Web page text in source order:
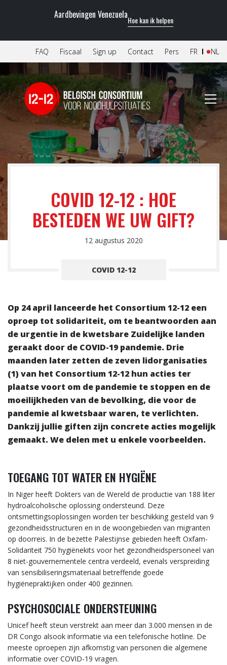
Aardbevingen VenezuelaHoe kan ik helpen
FAQ Fiscaal Sign up Contact Pers NL
FR
COVID 12-12 : HOE
BESTEDEN WE UW GIFT?
12 augustus 2020
COVID 12-12
Op 24 april lanceerde het Consortium 12-12 een
oproep tot solidariteit, om te beantwoorden aan
de urgentie in de kwetsbare Zuidelijke landen
geraakt door de COVID-19 pandemie. Drie
maanden later zetten de zeven lidorganisaties
(1) van het Consortium 12-12 hun acties ter
plaatse voort om de pandemie te stoppen en de
moeilijkheden van de bevolking, die voor de
pandemie al kwetsbaar waren, te verlichten.
Dankzij jullie giften zijn concrete acties mogelijk
gemaakt. We delen met u enkele voorbeelden.
TOEGANG TOT WATER EN HYGIËNE
In Niger heeft Dokters van de Wereld de productie van 188 liter
hydroalcoholische oplossing ondersteund. Deze
ontsmettingsoplossingen worden ter beschikking gesteld van 9
gezondheidsstructuren en in de woongebieden van migranten
op doorreis. In de bezette Palestijnse gebieden heeft Oxfam-
Solidariteit 750 hygiënekits voor het gezondheidspersoneel van
8 niet-gouvernementele centra verdeeld, evenals verspreiding
van sensibiliseringsmateriaal betreffende goede
hygiënepraktijken onder 400 gezinnen.
PSYCHOSOCIALE ONDERSTEUNING
Unicef heeft steun verstrekt aan meer dan 3.000 mensen in de
DR Congo alsook informatie via een telefonische hotline. De
meeste oproepen zijn afkomstig van personen die algemene
informatie over COVID-19 vragen.